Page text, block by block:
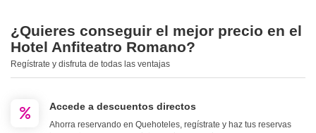
¿Quieres conseguir el mejor precio en el
Hotel Anfiteatro Romano?
Regístrate y disfruta de todas las ventajas
Accede a descuentos directos
Ahorra reservando en Quehoteles, regístrate y haz tus reservas